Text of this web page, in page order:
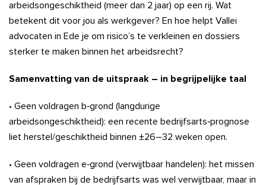
arbeidsongeschiktheid (meer dan 2 jaar) op een rij. Wat
betekent dit voor jou als werkgever? En hoe helpt Vallei
advocaten in Ede je om risico’s te verkleinen en dossiers
sterker te maken binnen het arbeidsrecht?
Samenvatting van de uitspraak – in begrijpelijke taal
• Geen voldragen b‑grond (langdurige
arbeidsongeschiktheid): een recente bedrijfsarts‑prognose
liet herstel/geschiktheid binnen ±26–32 weken open.
• Geen voldragen e‑grond (verwijtbaar handelen): het missen
van afspraken bij de bedrijfsarts was wel verwijtbaar, maar in